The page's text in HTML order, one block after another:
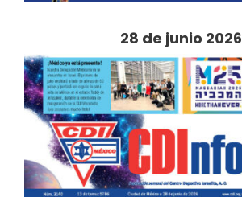
28 de junio 2026